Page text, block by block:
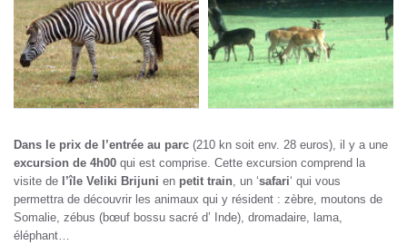
Dans le prix de l’entrée au parc (210 kn soit env. 28 euros), il y a une
excursion de 4h00 qui est comprise. Cette excursion comprend la
visite de l’île Veliki Brijuni en petit train , un ‘safari‘ qui vous
permettra de découvrir les animaux qui y résident : zèbre, moutons de
Somalie, zébus (bœuf bossu sacré d’ Inde), dromadaire, lama,
éléphant…